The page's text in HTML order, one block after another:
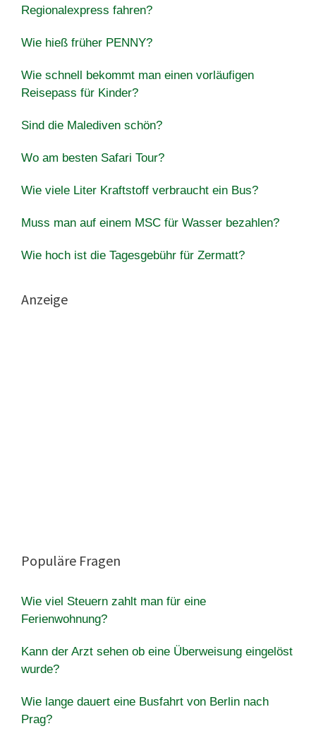
Regionalexpress fahren?
Wie hieß früher PENNY?
Wie schnell bekommt man einen vorläufigen
Reisepass für Kinder?
Sind die Malediven schön?
Wo am besten Safari Tour?
Wie viele Liter Kraftstoff verbraucht ein Bus?
Muss man auf einem MSC für Wasser bezahlen?
Wie hoch ist die Tagesgebühr für Zermatt?
Anzeige
Populäre Fragen
Wie viel Steuern zahlt man für eine
Ferienwohnung?
Kann der Arzt sehen ob eine Überweisung eingelöst
wurde?
Wie lange dauert eine Busfahrt von Berlin nach
Prag?